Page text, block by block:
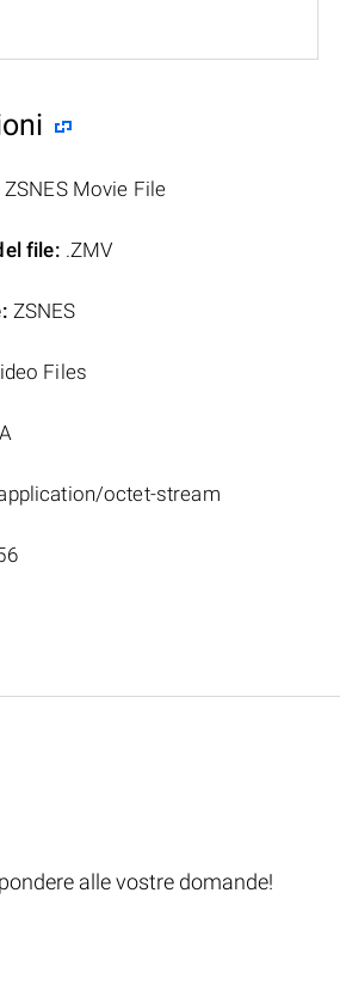
ZSNES Movie File
file: .ZMV
ZSNES
Files
octet-stream
alle vostre domande!